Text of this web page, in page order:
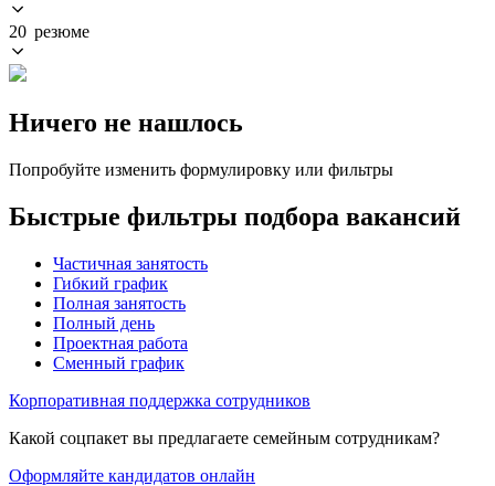
20 резюме
Ничего не нашлось
Попробуйте изменить формулировку или фильтры
Быстрые фильтры подбора вакансий
Частичная занятость
Гибкий график
Полная занятость
Полный день
Проектная работа
Сменный график
Корпоративная поддержка сотрудников
Какой соцпакет вы предлагаете семейным сотрудникам?
Оформляйте кандидатов онлайн